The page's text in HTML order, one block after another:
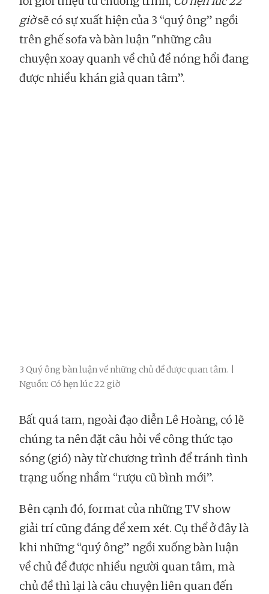
giờsẽ có sự xuất hiện của 3 “quý ông” ngồi
trên ghế sofa và bàn luận "những câu
chuyện xoay quanh về chủ đề nóng hổi đang
được nhiều khán giả quan tâm”.
3 Quý ông bàn luận về những chủ đề được quan tâm. |
Nguồn: Có hẹn lúc 22 giờ
Bất quá tam, ngoài đạo diễn Lê Hoàng, có lẽ
chúng ta nên đặt câu hỏi về công thức tạo
sóng (gió) này từ chương trình để tránh tình
trạng uống nhầm “rượu cũ bình mới”.
Bên cạnh đó, format của những TV show
giải trí cũng đáng để xem xét. Cụ thể ở đây là
khi những “quý ông” ngồi xuống bàn luận
về chủ đề được nhiều người quan tâm, mà
chủ đề thì lại là câu chuyện liên quan đến